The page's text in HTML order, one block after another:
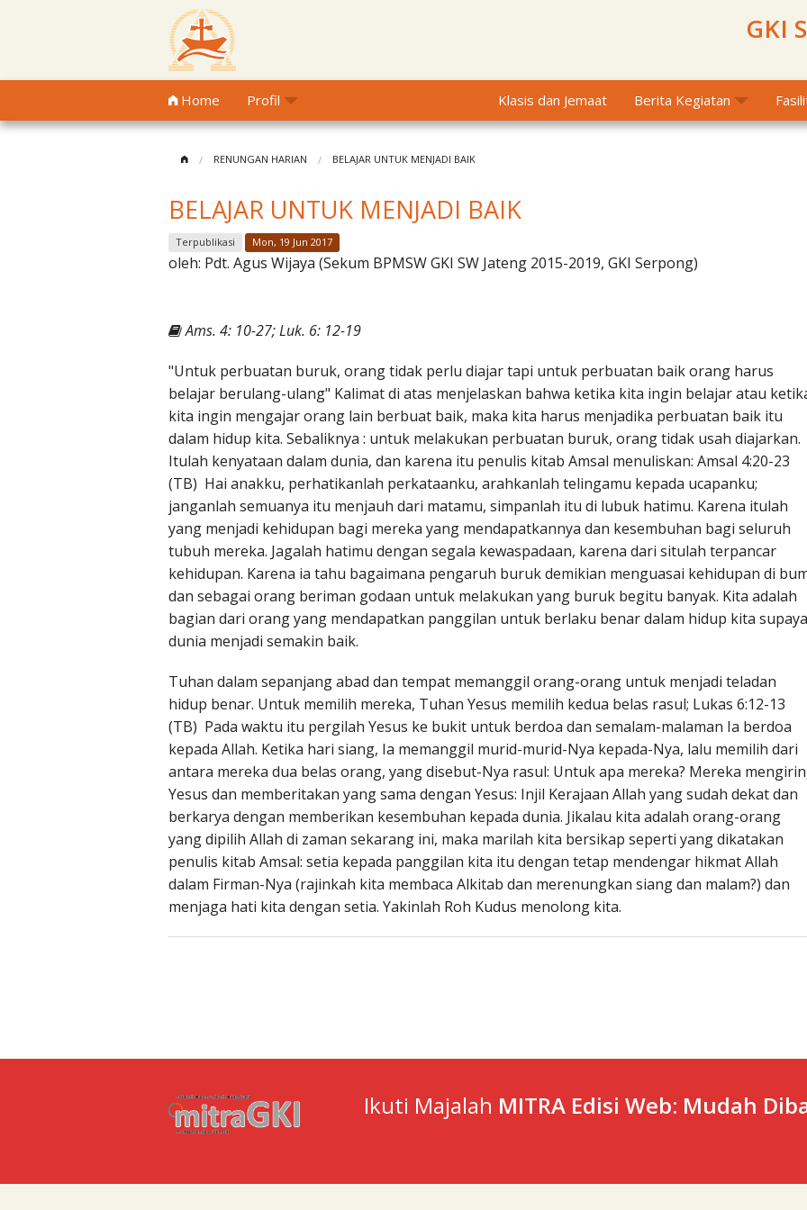
GKI
Home Profil Klasis dan Jemaat Berita Kegiatan
RENUNGAN HARIAN BELAJAR UNTUK MENJADI BAIK
BELAJAR UNTUK MENJADI BAIK
Terpublikasi Mon, 19 Jun 2017
oleh: Pdt. Agus Wijaya (Sekum BPMSW GKI SW Jateng 2015-2019, GKI Serpong)
Ams. 4: 10-27; Luk. 6: 12-19
"Untuk perbuatan buruk, orang tidak perlu diajar tapi untuk perbuatan baik orang harus
belajar berulang-ulang" Kalimat di atas menjelaskan bahwa ketika kita ingin belajar atau
kita ingin mengajar orang lain berbuat baik, maka kita harus menjadika perbuatan baik itu
dalam hidup kita. Sebaliknya : untuk melakukan perbuatan buruk, orang tidak usah diajarkan.
Itulah kenyataan dalam dunia, dan karena itu penulis kitab Amsal menuliskan: Amsal 4:20-23
(TB) Hai anakku, perhatikanlah perkataanku, arahkanlah telingamu kepada ucapanku;
janganlah semuanya itu menjauh dari matamu, simpanlah itu di lubuk hatimu. Karena itulah
yang menjadi kehidupan bagi mereka yang mendapatkannya dan kesembuhan bagi seluruh
tubuh mereka. Jagalah hatimu dengan segala kewaspadaan, karena dari situlah terpancar
kehidupan. Karena ia tahu bagaimana pengaruh buruk demikian menguasai kehidupan di
dan sebagai orang beriman godaan untuk melakukan yang buruk begitu banyak. Kita adalah
bagian dari orang yang mendapatkan panggilan untuk berlaku benar dalam hidup kita supaya
dunia menjadi semakin baik.
Tuhan dalam sepanjang abad dan tempat memanggil orang-orang untuk menjadi teladan
hidup benar. Untuk memilih mereka, Tuhan Yesus memilih kedua belas rasul; Lukas 6:12-13
(TB) Pada waktu itu pergilah Yesus ke bukit untuk berdoa dan semalam-malaman Ia berdoa
kepada Allah. Ketika hari siang, Ia memanggil murid-murid-Nya kepada-Nya, lalu memilih dari
antara mereka dua belas orang, yang disebut-Nya rasul: Untuk apa mereka? Mereka
Yesus dan memberitakan yang sama dengan Yesus: Injil Kerajaan Allah yang sudah dekat dan
berkarya dengan memberikan kesembuhan kepada dunia. Jikalau kita adalah orang-orang
yang dipilih Allah di zaman sekarang ini, maka marilah kita bersikap seperti yang dikatakan
penulis kitab Amsal: setia kepada panggilan kita itu dengan tetap mendengar hikmat Allah
dalam Firman-Nya (rajinkah kita membaca Alkitab dan merenungkan siang dan malam?) dan
menjaga hati kita dengan setia. Yakinlah Roh Kudus menolong kita.
Ikuti Majalah MITRA Edisi Web: Mudah